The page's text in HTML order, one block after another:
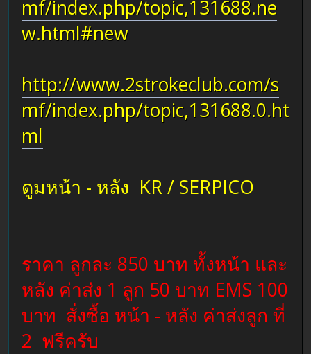
mf/index.php/topic,131688.ne
w.html#new
http://www.2strokeclub.com/s
mf/index.php/topic,131688.0.ht
ml
ดูมหน้า - หลัง KR / SERPICO
ราคา ลูกละ 850 บาท ทั้งหน้า และ
หลัง ค่าส่ง 1 ลูก 50 บาท EMS 100
บาท สั่งซื้อ หน้า - หลัง ค่าส่งลูก ที่
2 ฟรีครับ